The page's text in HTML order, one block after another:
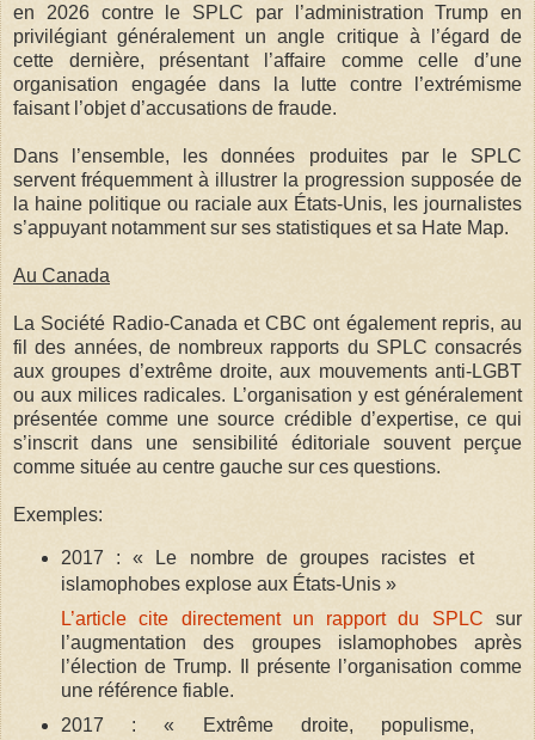
en 2026 contre le SPLC par l’administration Trump en
privilégiant généralement un angle critique à l’égard de
cette dernière, présentant l’affaire comme celle d’une
organisation engagée dans la lutte contre l’extrémisme
faisant l’objet d’accusations de fraude.
Dans l’ensemble, les données produites par le SPLC
servent fréquemment à illustrer la progression supposée de
la haine politique ou raciale aux États-Unis, les journalistes
s’appuyant notamment sur ses statistiques et sa Hate Map.
Au Canada
La Société Radio-Canada et CBC ont également repris, au
fil des années, de nombreux rapports du SPLC consacrés
aux groupes d’extrême droite, aux mouvements anti-LGBT
ou aux milices radicales. L’organisation y est généralement
présentée comme une source crédible d’expertise, ce qui
s’inscrit dans une sensibilité éditoriale souvent perçue
comme située au centre gauche sur ces questions.
Exemples:
2017 : « Le nombre de groupes racistes et
islamophobes explose aux États-Unis »
L’article cite directement un rapport du SPLC sur
l’augmentation des groupes islamophobes après
l’élection de Trump. Il présente l’organisation comme
une référence fiable.
2017 : « Extrême droite, populisme,